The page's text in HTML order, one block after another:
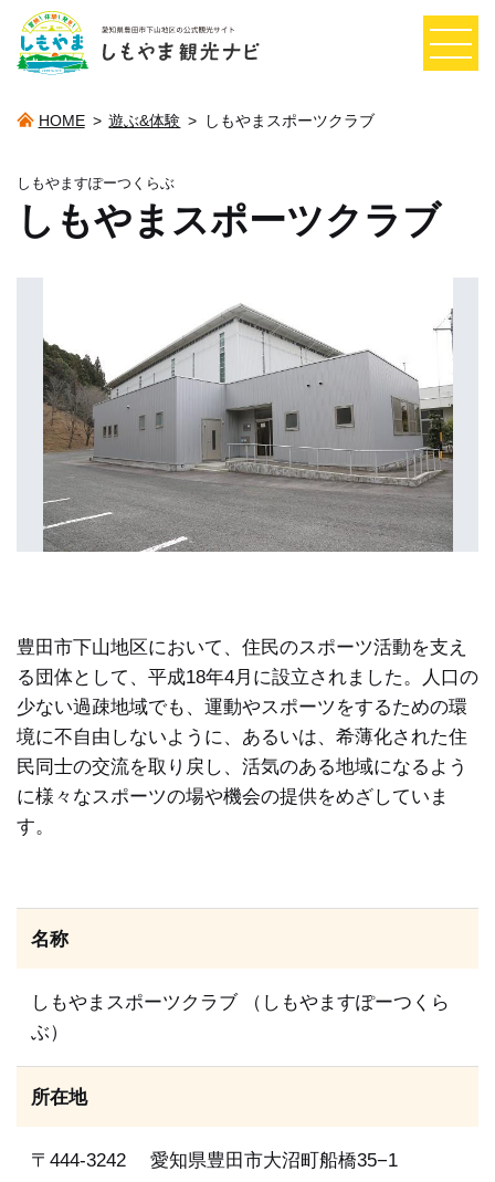
HOME > 遊ぶ&体験 > しもやまスポーツクラブ
しもやますぽーつくらぶ
しもやまスポーツクラブ
豊田市下山地区において、住民のスポーツ活動を支え
る団体として、平成18年4月に設立されました。人口の
少ない過疎地域でも、運動やスポーツをするための環
境に不自由しないように、あるいは、希薄化された住
民同士の交流を取り戻し、活気のある地域になるよう
に様々なスポーツの場や機会の提供をめざしていま
す。
名称
しもやまスポーツクラブ （しもやますぽーつくら
ぶ）
所在地
〒444-3242 愛知県豊田市大沼町船橋35−1